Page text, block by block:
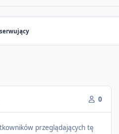
0
przeglądających tę